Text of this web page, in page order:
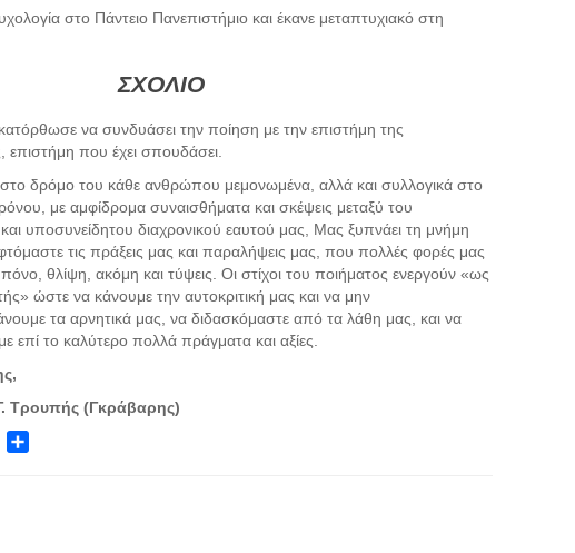
στο Πάντειο Πανεπιστήμιο και έκανε μεταπτυχιακό στη
ΣΧΟΛΙΟ
να συνδυάσει την ποίηση με την επιστήμη της
επιστήμη που έχει σπουδάσει.
στο δρόμο του κάθε ανθρώπου μεμονωμένα, αλλά και συλλογικά στο
με αμφίδρομα συναισθήματα και σκέψεις μεταξύ του
υποσυνείδητου διαχρονικού εαυτού μας, Μας ξυπνάει τη μνήμη
τις πράξεις μας και παραλήψεις μας, που πολλές φορές μας
θλίψη, ακόμη και τύψεις. Οι στίχοι του ποιήματος ενεργούν «ως
ώστε να κάνουμε την αυτοκριτική μας και να μην
τα αρνητικά μας, να διδασκόμαστε από τα λάθη μας, και να
επί το καλύτερο πολλά πράγματα και αξίες.
Τρουπής (Γκράβαρης)